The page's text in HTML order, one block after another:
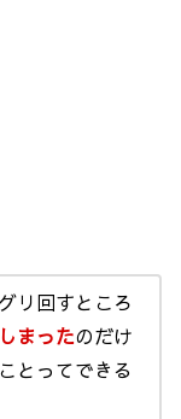
リ回すところ
まったのだけ
とってできる